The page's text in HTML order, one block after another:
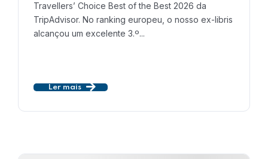
Travellers’ Choice Best of the Best 2026 da
TripAdvisor. No ranking europeu, o nosso ex-libris
alcançou um excelente 3.º...
Ler mais